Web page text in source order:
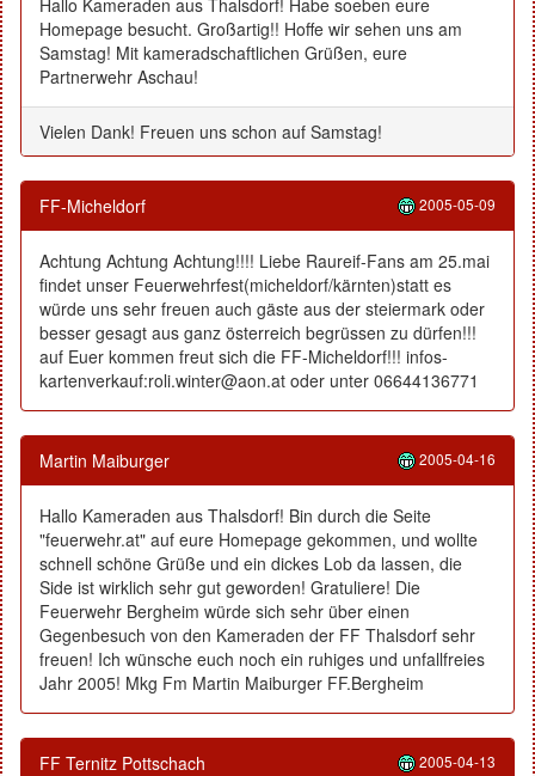
Homepage besucht. Großartig!! Hoffe wir sehen uns am
Samstag! Mit kameradschaftlichen Grüßen, eure
Partnerwehr Aschau!
Vielen Dank! Freuen uns schon auf Samstag!
FF-Micheldorf 2005-05-09
Achtung Achtung Achtung!!!! Liebe Raureif-Fans am 25.mai
findet unser Feuerwehrfest(micheldorf/kärnten)statt es
würde uns sehr freuen auch gäste aus der steiermark oder
besser gesagt aus ganz österreich begrüssen zu dürfen!!!
auf Euer kommen freut sich die FF-Micheldorf!!! infos-
kartenverkauf:roli.winter@aon.at oder unter 06644136771
Martin Maiburger 2005-04-16
Hallo Kameraden aus Thalsdorf! Bin durch die Seite
"feuerwehr.at" auf eure Homepage gekommen, und wollte
schnell schöne Grüße und ein dickes Lob da lassen, die
Side ist wirklich sehr gut geworden! Gratuliere! Die
Feuerwehr Bergheim würde sich sehr über einen
Gegenbesuch von den Kameraden der FF Thalsdorf sehr
freuen! Ich wünsche euch noch ein ruhiges und unfallfreies
Jahr 2005! Mkg Fm Martin Maiburger FF.Bergheim
FF Ternitz Pottschach 2005-04-13